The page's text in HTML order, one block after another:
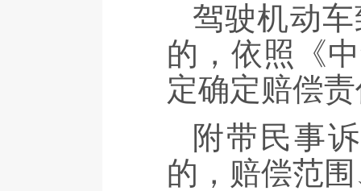
驾驶机动
的，依照《
定确定赔偿
附带民事
的，赔偿范